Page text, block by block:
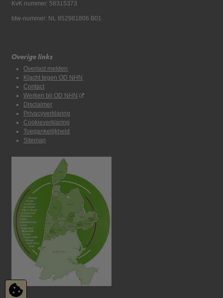
KvK nummer: 58315373
btw-nummer: NL 852981806 B01
Overige links
Overlast melden
Klacht tegen OD NHN
Contact
Werken bij OD NHN
Disclaimer
Privacyverklaring
Cookieverklaring
Toegankelijkheid
Sitemap